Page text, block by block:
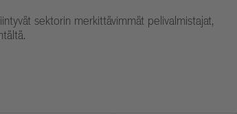
sektorin merkittävimmät pelivalmistajat,